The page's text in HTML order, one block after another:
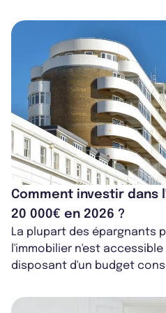
Comment investir dans
20 000€ en 2026 ?
La plupart des épargnants
l'immobilier n'est
disposant d'un budget